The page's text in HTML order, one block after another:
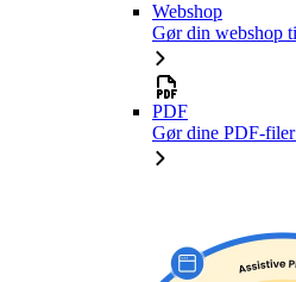
Webshop
Gør din webshop
PDF
Gør dine PDF-